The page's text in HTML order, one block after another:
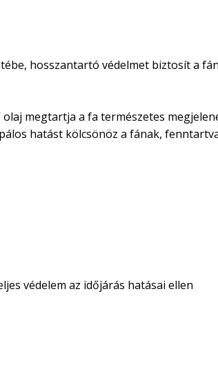
hosszantartó védelmet biztosít a
olaj megtartja a fa természetes
hatást kölcsönöz a fának,
védelem az időjárás hatásai ellen